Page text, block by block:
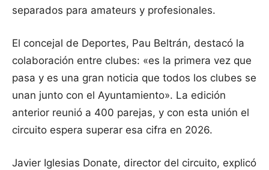
separados para amateurs y profesionales.
El concejal de Deportes, Pau Beltrán, destacó la
colaboración entre clubes: «es la primera vez que
pasa y es una gran noticia que todos los clubes se
unan junto con el Ayuntamiento». La edición
anterior reunió a 400 parejas, y con esta unión el
circuito espera superar esa cifra en 2026.
Javier Iglesias Donate, director del circuito, explicó